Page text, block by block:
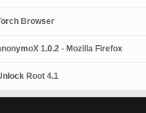
Browser
1.0.2 - Mozilla Firefox
Root 4.1